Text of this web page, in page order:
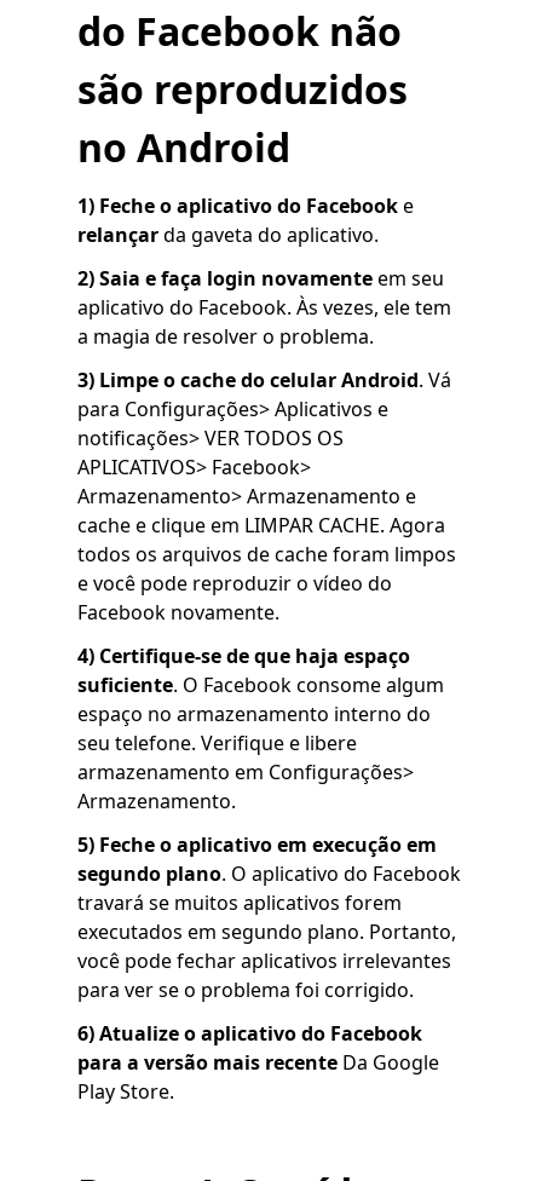
do Facebook não
são reproduzidos
no Android
1) Feche o aplicativo do Facebooke
relançarda gaveta do aplicativo.
2)Saia e faça login novamenteem seu
aplicativo do Facebook. Às vezes, ele tem
a magia de resolver o problema.
3) Limpe o cache do celular Android. Vá
para Configurações> Aplicativos e
notificações> VER TODOS OS
APLICATIVOS> Facebook>
Armazenamento> Armazenamento e
cache e clique em LIMPAR CACHE. Agora
todos os arquivos de cache foram limpos
e você pode reproduzir o vídeo do
Facebook novamente.
4) Certifique-se de que haja espaço
suficiente. O Facebook consome algum
espaço no armazenamento interno do
seu telefone. Verifique e libere
armazenamento em Configurações>
Armazenamento.
5) Feche o aplicativo em execução em
segundo plano. O aplicativo do Facebook
travará se muitos aplicativos forem
executados em segundo plano. Portanto,
você pode fechar aplicativos irrelevantes
para ver se o problema foi corrigido.
6)Atualize o aplicativo do Facebook
para a versão mais recente Da Google
Play Store.